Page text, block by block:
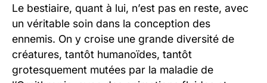
Le bestiaire, quant à lui, n’est pas en reste, avec
un véritable soin dans la conception des
ennemis. On y croise une grande diversité de
créatures, tantôt humanoïdes, tantôt
grotesquement mutées par la maladie de